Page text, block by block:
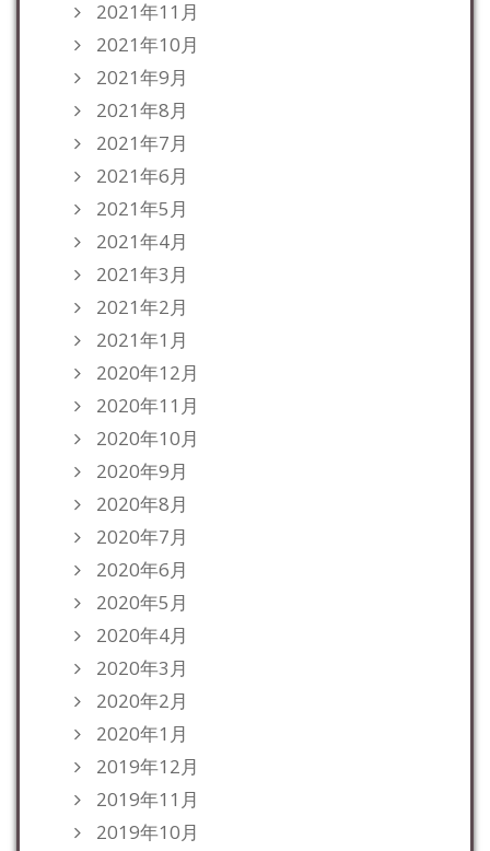
2021年11月
2021年10月
2021年9月
2021年8月
2021年7月
2021年6月
2021年5月
2021年4月
2021年3月
2021年2月
2021年1月
2020年12月
2020年11月
2020年10月
2020年9月
2020年8月
2020年7月
2020年6月
2020年5月
2020年4月
2020年3月
2020年2月
2020年1月
2019年12月
2019年11月
2019年10月